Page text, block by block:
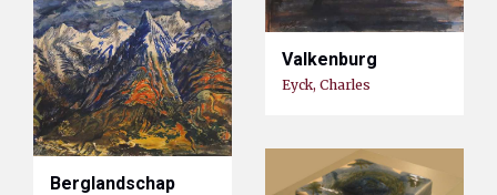
Valkenburg
Eyck, Charles
Berglandschap